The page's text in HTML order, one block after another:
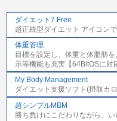
ダイエット7 Free
超正統型ダイエット アイコン
体重管理
目標を設定し、体重と体脂肪
示等機能も充実【64BitOSに対
My Body Management
ダイエット支援ソフト(摂取カ
超シンプルMBM
勝ち負けにこだわりながら、